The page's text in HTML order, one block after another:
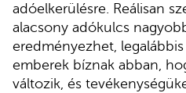
adóelkerülésre. Reálisan
alacsony adókulcs
eredményezhet,
emberek bíznak abban,
változik, és